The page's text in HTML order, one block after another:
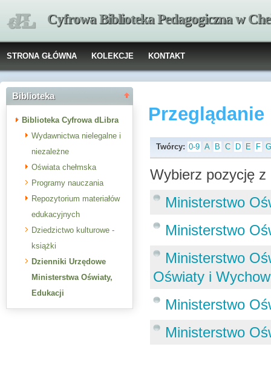
Cyfrowa Biblioteka Pedagogiczna w
STRONA GŁÓWNA KOLEKCJE KONTAKT
Biblioteka
Biblioteka Cyfrowa dLibra
Wydawnictwa nielegalne i
niezależne
Oświata chełmska
Programy nauczania
Repozytorium materiałów
edukacyjnych
Dziedzictwo kulturowe -
książki
Dzienniki Urzędowe
Ministerstwa Oświaty,
Edukacji
Twórcy: 0-9 A B C D E F
Wybierz pozycję
Ministerstwo
Ministerstwo
Ministerstwo
Oświaty i
Ministerstwo
Ministerstwo